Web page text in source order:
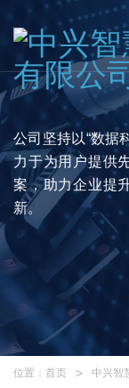
公司坚持以“数据
力于为用户提供
案，助力企业提
新。
位置： 首页 中兴智